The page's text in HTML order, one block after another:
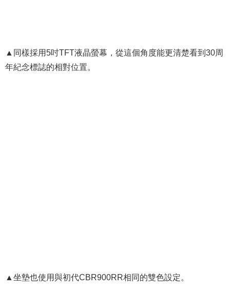
▲同樣採用5吋TFT液晶螢幕，從這個角度能更清楚看到30周
年紀念標誌的相對位置。
▲坐墊也使用與初代CBR900RR相同的雙色設定。